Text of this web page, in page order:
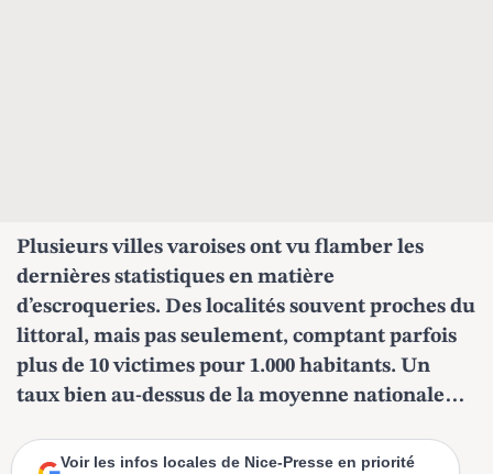
Plusieurs villes varoises ont vu flamber les
dernières statistiques en matière
d’escroqueries. Des localités souvent proches du
littoral, mais pas seulement, comptant parfois
plus de 10 victimes pour 1.000 habitants. Un
taux bien au-dessus de la moyenne nationale…
Voir les infos locales de Nice-Presse en priorité